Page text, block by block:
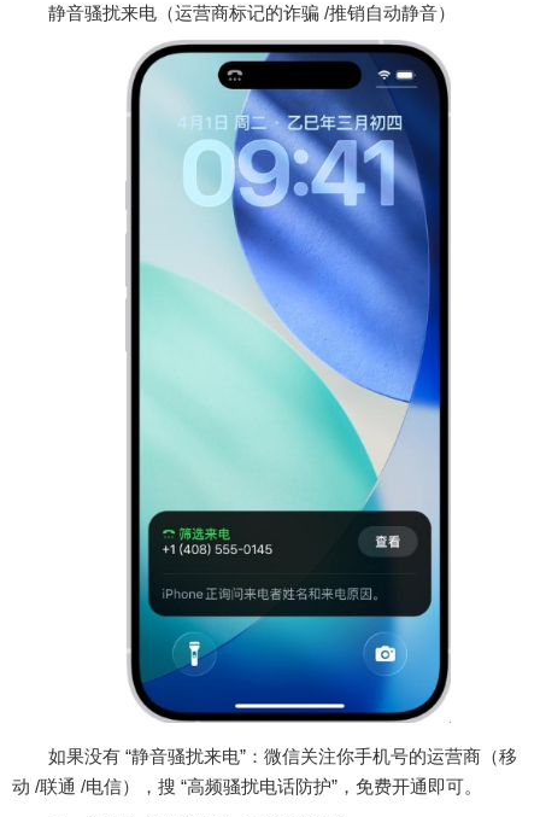
静音骚扰来电（运营商标记的诈骗 /推销自动静音）
如果没有 “静音骚扰来电”：微信关注你手机号的运营商（移
动 /联通 /电信），搜 “高频骚扰电话防护”，免费开通即可。